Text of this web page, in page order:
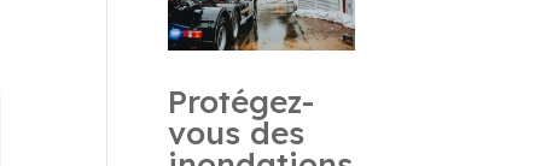
Protégez-
vous des